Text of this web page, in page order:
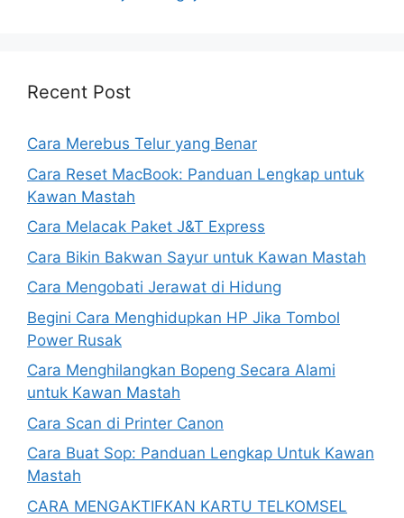
Recent Post
Cara Merebus Telur yang Benar
Cara Reset MacBook: Panduan Lengkap untuk
Kawan Mastah
Cara Melacak Paket J&T Express
Cara Bikin Bakwan Sayur untuk Kawan Mastah
Cara Mengobati Jerawat di Hidung
Begini Cara Menghidupkan HP Jika Tombol
Power Rusak
Cara Menghilangkan Bopeng Secara Alami
untuk Kawan Mastah
Cara Scan di Printer Canon
Cara Buat Sop: Panduan Lengkap Untuk Kawan
Mastah
CARA MENGAKTIFKAN KARTU TELKOMSEL